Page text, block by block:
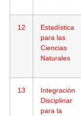
12
Estadística
para las
Ciencias
Naturales
13
Integración
Disciplinar
para la